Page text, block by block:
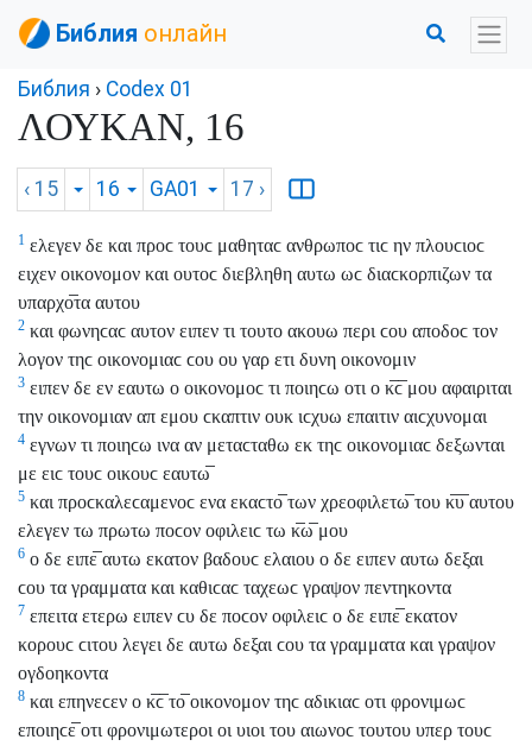
Библия онлайн
Библия › Codex 01
ΛΟΥΚΑΝ, 16
‹ 15 16 GA01 17 ›
1 ελεγεν δε και προϲ τουϲ μαθηταϲ ανθρωποϲ τιϲ ην πλουϲιοϲ
ειχεν οικονομον και ουτοϲ διεβληθη αυτω ωϲ διαϲκορπιζων τα
υπαρχο̅τα αυτου
2 και φωνηϲαϲ αυτον ειπεν τι τουτο ακουω περι ϲου αποδοϲ τον
λογον τηϲ οικονομιαϲ ϲου ου γαρ ετι δυνη οικονομιν
3 ειπεν δε εν εαυτω ο οικονομοϲ τι ποιηϲω οτι ο κ̅ϲ̅ μου αφαιριται
την οικονομιαν απ εμου ϲκαπτιν ουκ ιϲχυω επαιτιν αιϲχυνομαι
4 εγνων τι ποιηϲω ινα αν μεταϲταθω εκ τηϲ οικονομιαϲ δεξωνται
με ειϲ τουϲ οικουϲ εαυτω̅
5 και προϲκαλεϲαμενοϲ ενα εκαϲτο̅ των χρεοφιλετω̅ του κ̅υ̅ αυτου
ελεγεν τω πρωτω ποϲον οφιλειϲ τω κ̅ω̅ μου
6 ο δε ειπε̅ αυτω εκατον βαδουϲ ελαιου ο δε ειπεν αυτω δεξαι
ϲου τα γραμματα και καθιϲαϲ ταχεωϲ γραψον πεντηκοντα
7 επειτα ετερω ειπεν ϲυ δε ποϲον οφιλειϲ ο δε ειπε̅ εκατον
κορουϲ ϲιτου λεγει δε αυτω δεξαι ϲου τα γραμματα και γραψον
ογδοηκοντα
8 και επηνεϲεν ο κ̅ϲ̅ το̅ οικονομον τηϲ αδικιαϲ οτι φρονιμωϲ
εποιηϲε̅ οτι φρονιμωτεροι οι υιοι του αιωνοϲ τουτου υπερ τουϲ